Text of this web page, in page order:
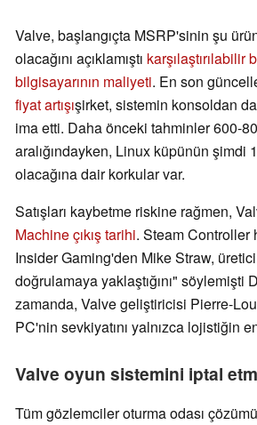
Valve, başlangıçta MSRP'sinin şu
olacağını açıklamıştı karşılaştırılabilir
bilgisayarının maliyeti. En son
fiyat artışışirket, sistemin konsoldan
ima etti. Daha önceki tahminler 600-
aralığındayken, Linux küpünün şimdi
olacağına dair korkular var.
Satışları kaybetme riskine rağmen,
Machine çıkış tarihi. Steam
Insider Gaming'den Mike Straw,
doğrulamaya yaklaştığını" söylemişti
zamanda, Valve geliştiricisi Pierre-
PC'nin sevkiyatını yalnızca lojistiğin
Valve oyun sistemini iptal
Tüm gözlemciler oturma odası